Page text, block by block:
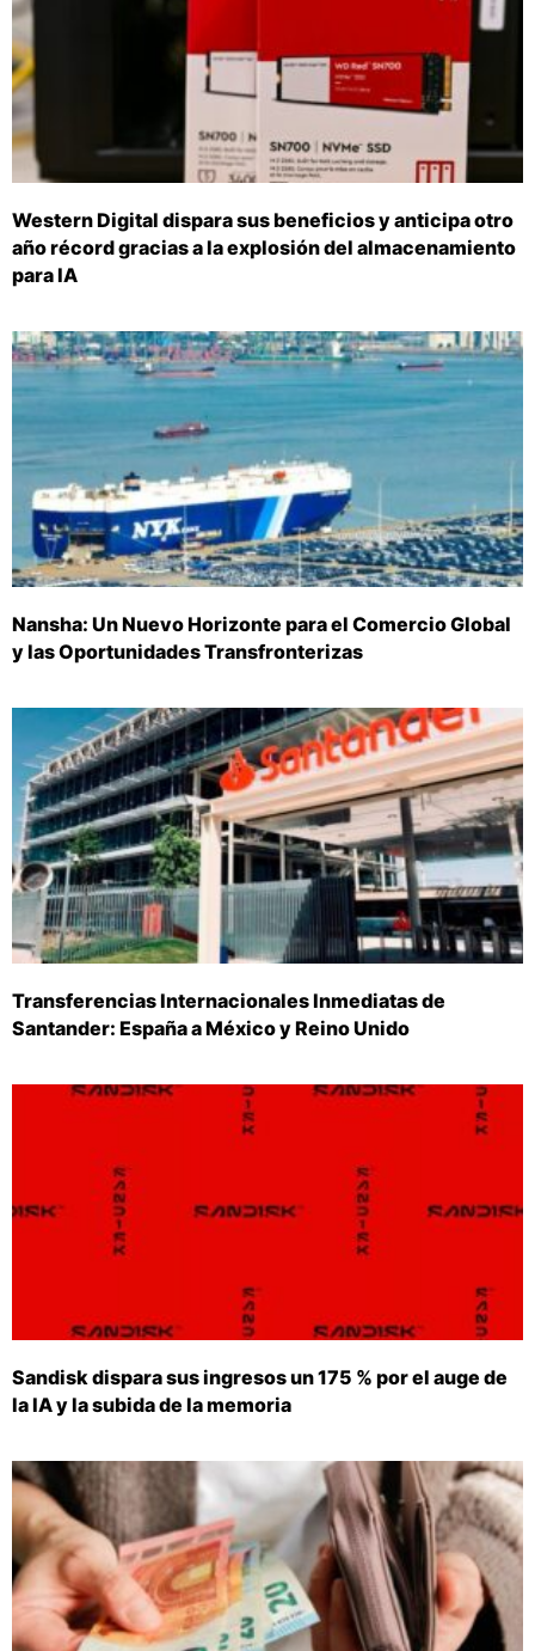
Western Digital dispara sus beneficios y anticipa otro
año récord gracias a la explosión del almacenamiento
para IA
Nansha: Un Nuevo Horizonte para el Comercio Global
y las Oportunidades Transfronterizas
Transferencias Internacionales Inmediatas de
Santander: España a México y Reino Unido
Sandisk dispara sus ingresos un 175 % por el auge de
la IA y la subida de la memoria